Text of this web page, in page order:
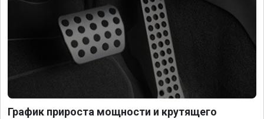
График прироста мощности и крутящего